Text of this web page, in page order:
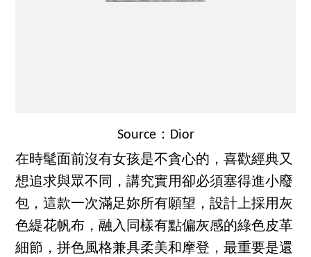
Source：Dior
在時髦面前沒有女孩是不貪心的，喜歡經典又
想追求與眾不同，講究實用卻必須塞得進小廢
包，這款一次滿足妳所有願望，設計上採用灰
色緹花帆布，融入同樣有點偏灰感的綠色皮革
細節，拼色風格兼具柔美和摩登，最重要是還